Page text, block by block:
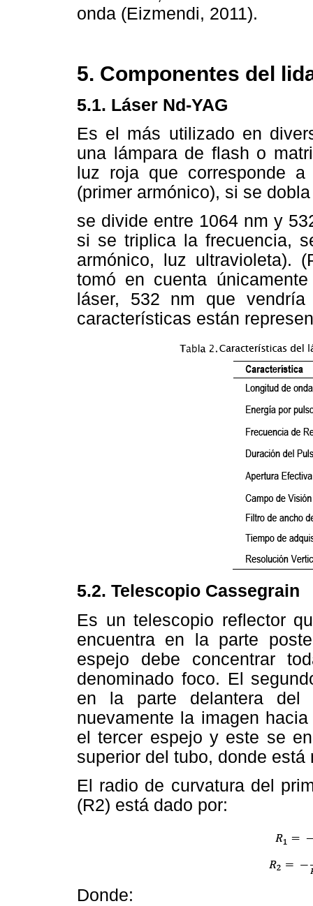
onda (Eizmendi, 2011).
5. Componentes del
5.1. Láser Nd-YAG
Es el más utilizado en
una lámpara de flash o
luz roja que corresponde
(primer armónico), si se
se divide entre 1064 nm y
si se triplica la frecuencia,
armónico, luz ultravioleta).
tomó en cuenta
láser, 532 nm que
características están
5.2. Telescopio Cassegrain
Es un telescopio reflector
encuentra en la parte
espejo debe concentrar
denominado foco. El
en la parte delantera del
nuevamente la imagen
el tercer espejo y este se
superior del tubo, donde
El radio de curvatura del
(R2) está dado por:
Donde: